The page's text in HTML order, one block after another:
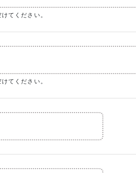
てください。
てください。